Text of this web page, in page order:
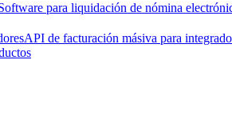
para liquidación de nómina
API de facturación másiva para